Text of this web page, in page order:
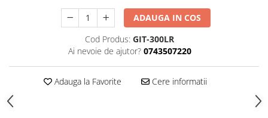
ADAUGA IN COS
Cod Produs: GIT-300LR
Ai nevoie de ajutor? 0743507220
Adauga la Favorite Cere informatii